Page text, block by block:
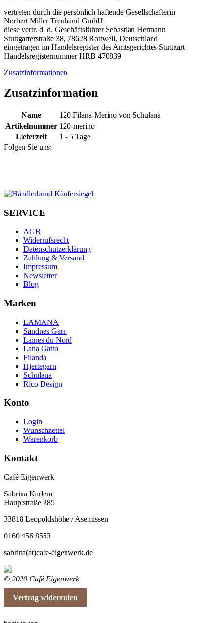
vertreten durch die persönlich haftende Gesellschafterin
Norbert Miller Treuhand GmbH
diese vertr. d. d. Geschäftsführer Sebastian Hermann
Stuttgarterstraße 38, 78628 Rottweil, Deutschland
eingetragen im Handelsregister des Amtsgerichtes Stuttgart
Handelsregisternummer HRB 470839
Zusatzinformationen
Zusatzinformation
Name
120 Filana-Merino von Schulana
Artikelnummer 120-merino
Lieferzeit
1 - 5 Tage
Folgen Sie uns:
SERVICE
AGB
Widerrufsrecht
Datenschutzerklärung
Zahlung & Versand
Impressum
Newsletter
Blog
Marken
LAMANA
Sandnes Garn
Laines du Nord
Lana Gatto
Filanda
Hjertegarn
Schulana
Rico Design
Konto
Login
Wunschzettel
Warenkorb
Kontakt
Café Eigenwerk
Sabrina Karlem
Hauptstraße 285
33818 Leopoldshöhe / Asemissen
0160 456 8553
sabrina(at)cafe-eigenwerk.de
© 2020 Café Eigenwerk
Vertrag widerrufen